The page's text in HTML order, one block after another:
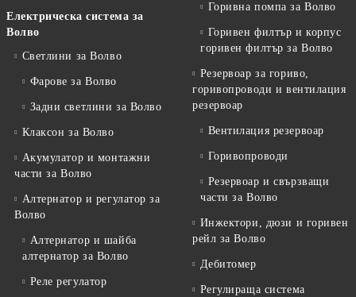
Електрическа система за
Волво
Светлини за Волво
Фарове за Волво
Задни светлини за Волво
Клаксон за Волво
Акумулатор и монтажни
части за Волво
Алтернатор и регулатор за
Волво
Алтернатор и шайба
алтернатор за Волво
Реле регулатор
Горивна помпа за Волво
Горивен филтър и корпус
горивен филтър за Волво
Резервоар за гориво,
горивопроводи и вентилация
резервоар
Вентилация резервоар
Горивопроводи
Резервоар и свързващи
части за Волво
Инжектори, дюзи и горивен
рейл за Волво
Дебитомер
Регулираща система